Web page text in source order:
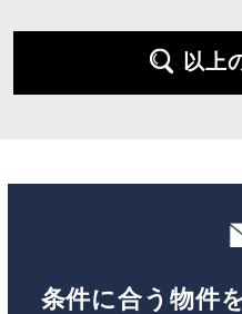
以上
条件に合う物件